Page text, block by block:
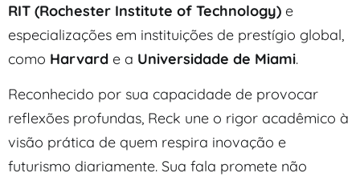
RIT (Rochester Institute of Technology) e
especializações em instituições de prestígio global,
como Harvard e a Universidade de Miami.
Reconhecido por sua capacidade de provocar
reflexões profundas, Reck une o rigor acadêmico à
visão prática de quem respira inovação e
futurismo diariamente. Sua fala promete não